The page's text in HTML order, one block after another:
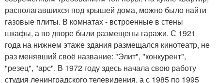
располагавшихся под крышей дома, можно было найти
газовые плиты. В комнатах - встроенные в стены
шкафы, а во дворе были размещены гаражи. С 1921
года на нижнем этаже здания размещался кинотеатр, не
раз менявший своё название: "Элит", "конкурент",
"резец", "арс". В 1972 году здесь начала свою работу
студия ленинградского телевидения, а с 1985 по 1995